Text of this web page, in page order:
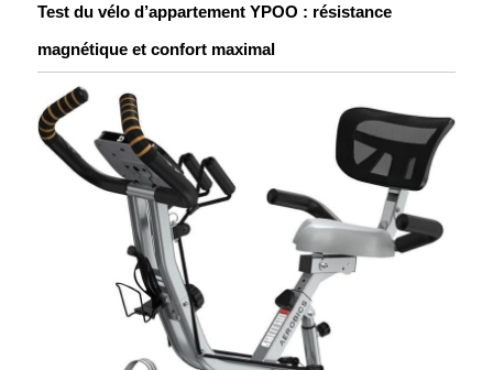
Test du vélo d’appartement YPOO : résistance
magnétique et confort maximal